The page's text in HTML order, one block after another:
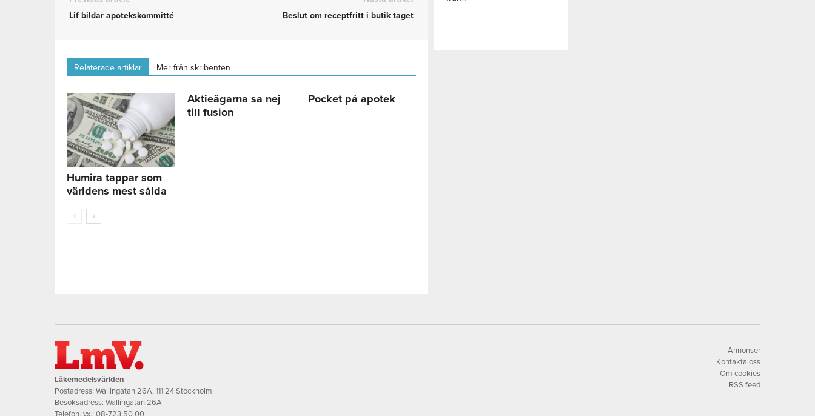
Lif bildar apotekskommitté
Beslut om receptfritt i butik taget
Relaterade artiklar Mer från skribenten
Humira tappar som
världens mest sålda
Aktieägarna sa nej
till fusion
Pocket på apotek
Läkemedelsvärlden
Postadress: Wallingatan 26A, 111 24 Stockholm
Besöksadress: Wallingatan 26A
Annonser
Kontakta oss
Om cookies
RSS feed